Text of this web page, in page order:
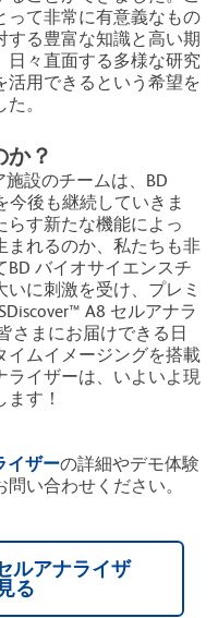
って非常に有意義なもの
する豊富な知識と高い期
日々直面する多様な研究
活用できるという希望を
。
か？
設のチームは、BD
今後も継続していきま
らす新たな機能によっ
まれるのか、私たちも非
バイオサイエンスチ
に刺激を受け、プレミ
A8 セルアナラ
さまにお届けできる日
イムイメージングを搭載
ライザーは、いよいよ現
す！
イザーの詳細やデモ体験
い合わせください。
ルアナライザ
る